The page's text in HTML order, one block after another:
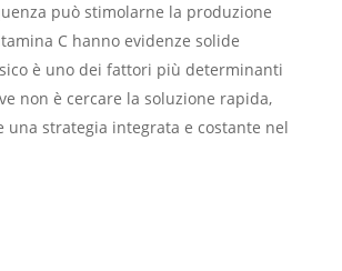
può stimolarne la produzione
C hanno evidenze solide
è uno dei fattori più determinanti
non è cercare la soluzione rapida,
una strategia integrata e costante nel